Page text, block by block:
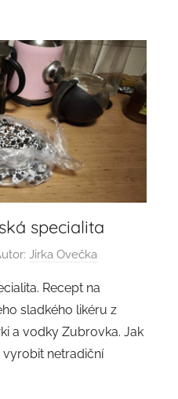
specialita
Jirka Ovečka
Recept na
sladkého likéru z
a vodky Zubrovka. Jak
netradiční